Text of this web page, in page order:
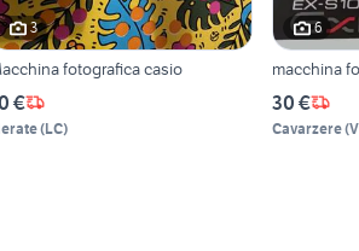
3
fotografica casio
€
(LC)
6
macchina
30 €
Cavarzere(